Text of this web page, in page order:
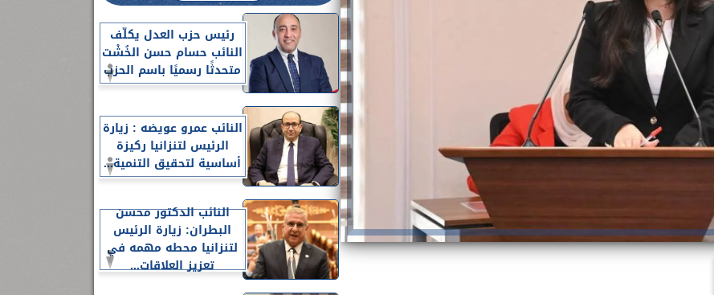
رئيس حزب العدل يكلّف
النائب حسام حسن الخُشْت
متحدثًا رسميًا باسم الحزب
النائب عمرو عويضه : زيارة
الرئيس لتنزانيا ركيزة
أساسية لتحقيق التنمية...
النائب الدكتور محسن
البطران: زيارة الرئيس
لتنزانيا محطه مهمه في
تعزيز العلاقات...